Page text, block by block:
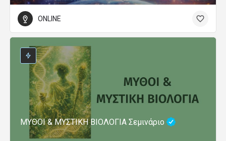
ONLINE
ΜΥΘΟΙ & ΜΥΣΤΙΚΗ ΒΙΟΛΟΓΙΑ Σεμινάριο